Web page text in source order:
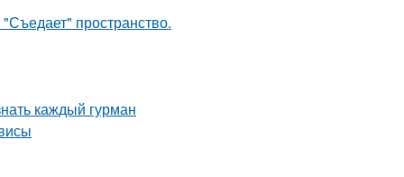
пространство.
каждый гурман